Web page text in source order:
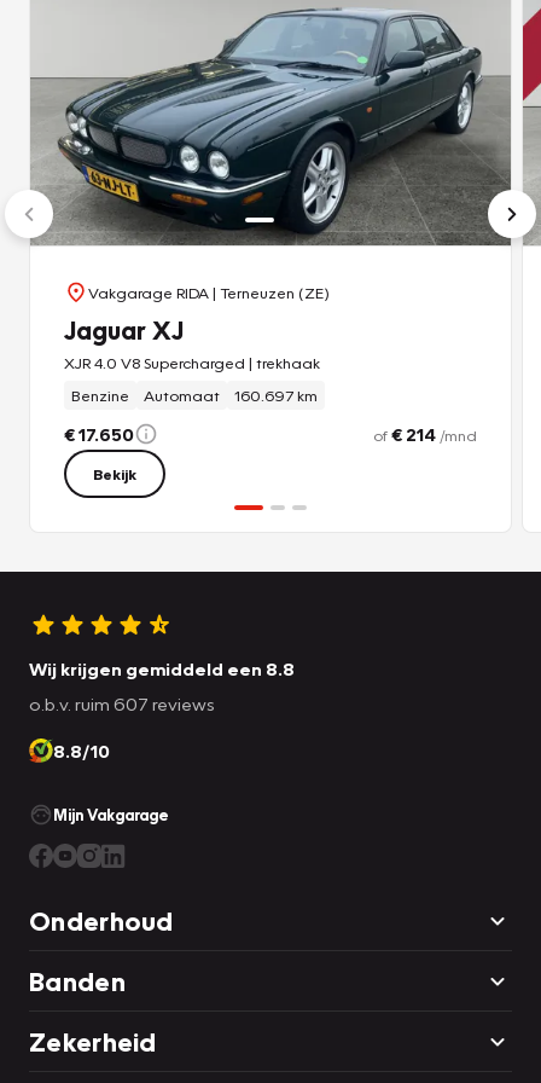
- 12 Maanden wettelijke garantie
Wil je meer zekerheid? Kies dan voor Pakket B (€795,-)
Dit pakket bevat:
- Nieuwe APK keuring
- Onderhoudsbeurt
- 1 jaar Vakgarage pechhulp
- Poetsen & stofzuigen
- Tenaamstelling
- Halve tank brandstof
- 12 Maanden wettelijke garantie
Let op: Dit geld dus niet voor onze youngtimers en
klassiekers.
Hoewel alle gegevens met de grootst mogelijke
Vakgarage RIDA| Terneuzen (ZE)
Jaguar XJ
XJR 4.0 V8 Supercharged | trekhaak
Benzine
Automaat 160.697 km
€ 17.650 of€ 214 /mnd
Bekijk
Wij krijgen gemiddeld een 8.8
o.b.v. ruim 607 reviews
8.8/10
Mijn Vakgarage
Onderhoud
Banden
Zekerheid